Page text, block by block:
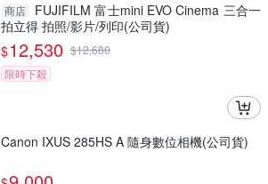
商店
FUJIFILM 富士mini EVO Cinema 三合一
拍立得 拍照/影片/列印(公司貨)
$12,530 $12,680
限時下殺
Canon IXUS 285HS A 隨身數位相機(公司貨)